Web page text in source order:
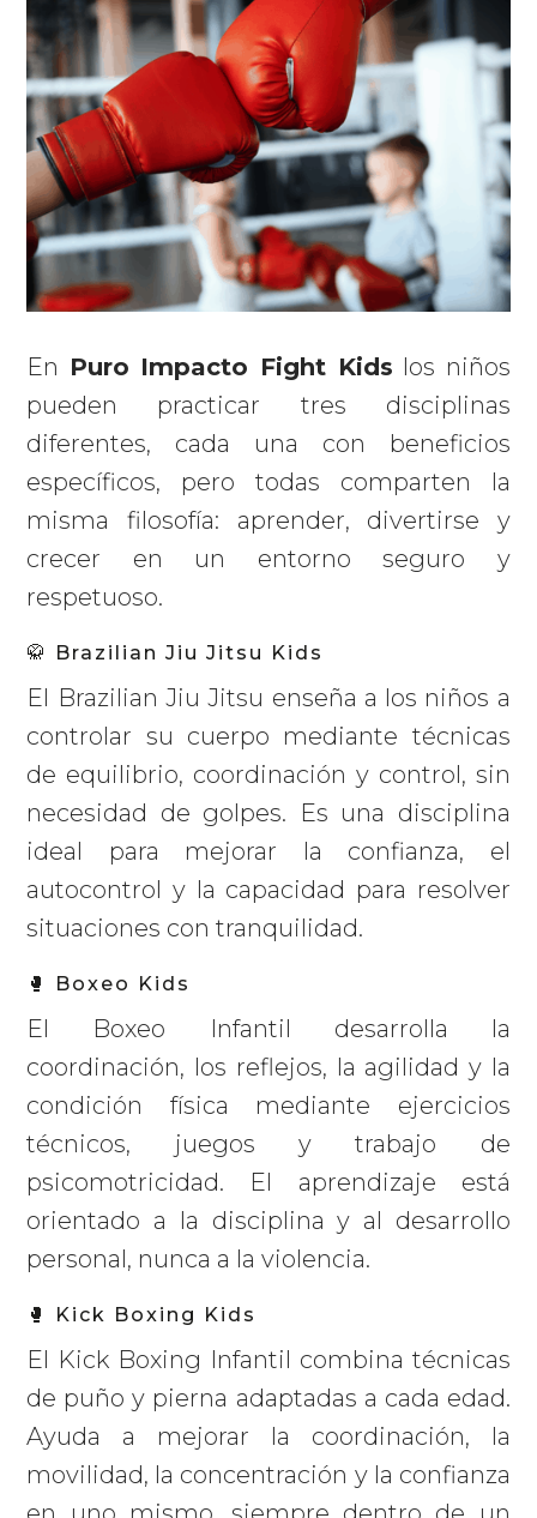
En Puro Impacto Fight Kids los niños
pueden practicar tres disciplinas
diferentes, cada una con beneficios
específicos, pero todas comparten la
misma filosofía: aprender, divertirse y
crecer en un entorno seguro y
respetuoso.
🥋 Brazilian Jiu Jitsu Kids
El Brazilian Jiu Jitsu enseña a los niños a
controlar su cuerpo mediante técnicas
de equilibrio, coordinación y control, sin
necesidad de golpes. Es una disciplina
ideal para mejorar la confianza, el
autocontrol y la capacidad para resolver
situaciones con tranquilidad.
🥊 Boxeo Kids
El Boxeo Infantil desarrolla la
coordinación, los reflejos, la agilidad y la
condición física mediante ejercicios
técnicos, juegos y trabajo de
psicomotricidad. El aprendizaje está
orientado a la disciplina y al desarrollo
personal, nunca a la violencia.
🥊 Kick Boxing Kids
El Kick Boxing Infantil combina técnicas
de puño y pierna adaptadas a cada edad.
Ayuda a mejorar la coordinación, la
movilidad, la concentración y la confianza